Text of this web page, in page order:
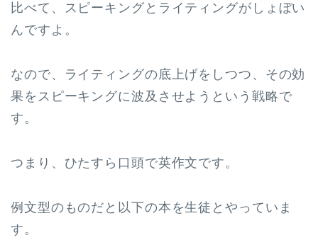
比べて、スピーキングとライティングがしょぼい
んですよ。
なので、ライティングの底上げをしつつ、その効
果をスピーキングに波及させようという戦略で
す。
つまり、ひたすら口頭で英作文です。
例文型のものだと以下の本を生徒とやっていま
す。